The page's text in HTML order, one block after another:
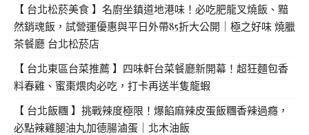
【 台北松菸美食 】名廚坐鎮道地港味！必吃肥龍叉燒飯、黯
然銷魂飯，試營運優惠與平日外帶85折大公開｜極之好味 燒臘
茶餐廳 台北松菸店
【 台北東區台菜推薦 】四味軒台菜餐廳新開幕！超狂麵包香
料春雞、蜜棗煨肉必吃，打卡再送半隻龍蝦
【 台北飯糰 】挑戰辣度極限！爆餡麻辣皮蛋飯糰香辣過癮，
必點辣雞腿油丸加德腸滷蛋｜北木油飯